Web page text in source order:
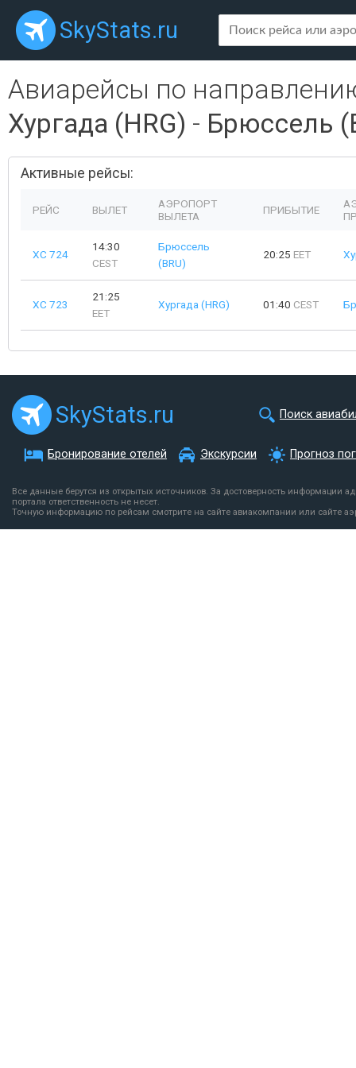
SkyStats.ru
Авиарейсы по
Хургада (HRG) - Брюссель
Активные рейсы:
РЕЙС ВЫЛЕТ
АЭРОПОРТ
ВЫЛЕТА
ПРИБЫТИЕ
XC 724
14:30
CEST
Брюссель
(BRU)
20:25 EET
XC 723
21:25
EET
Хургада (HRG) 01:40 CEST
SkyStats.ru Поиск
Бронирование отелей Экскурсии Прогноз
Все данные берутся из открытых источников. За достоверность информации
портала ответственность не несет.
Точную информацию по рейсам смотрите на сайте авиакомпании или сайте